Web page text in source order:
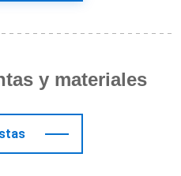
y materiales